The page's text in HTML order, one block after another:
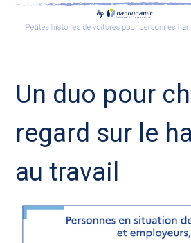
Un duo pour
regard sur le
au travail